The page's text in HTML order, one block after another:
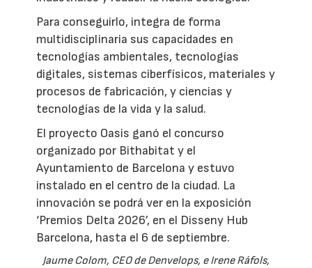
Para conseguirlo, integra de forma
multidisciplinaria sus capacidades en
tecnologías ambientales, tecnologías
digitales, sistemas ciberfísicos, materiales y
procesos de fabricación, y ciencias y
tecnologías de la vida y la salud.
El proyecto Oasis ganó el concurso
organizado por Bithabitat y el
Ayuntamiento de Barcelona y estuvo
instalado en el centro de la ciudad. La
innovación se podrá ver en la exposición
‘Premios Delta 2026’, en el Disseny Hub
Barcelona, hasta el 6 de septiembre.
Jaume Colom, CEO de Denvelops, e Irene Ráfols,